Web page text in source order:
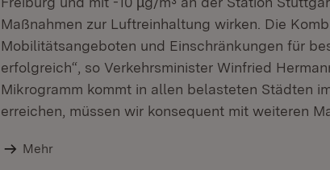
Maßnahmen zur Luftreinhaltung wirken. Die
Mobilitätsangeboten und Einschränkungen für
erfolgreich“, so Verkehrsminister Winfried
Mikrogramm kommt in allen belasteten Städten
erreichen, müssen wir konsequent mit weiteren
Mehr